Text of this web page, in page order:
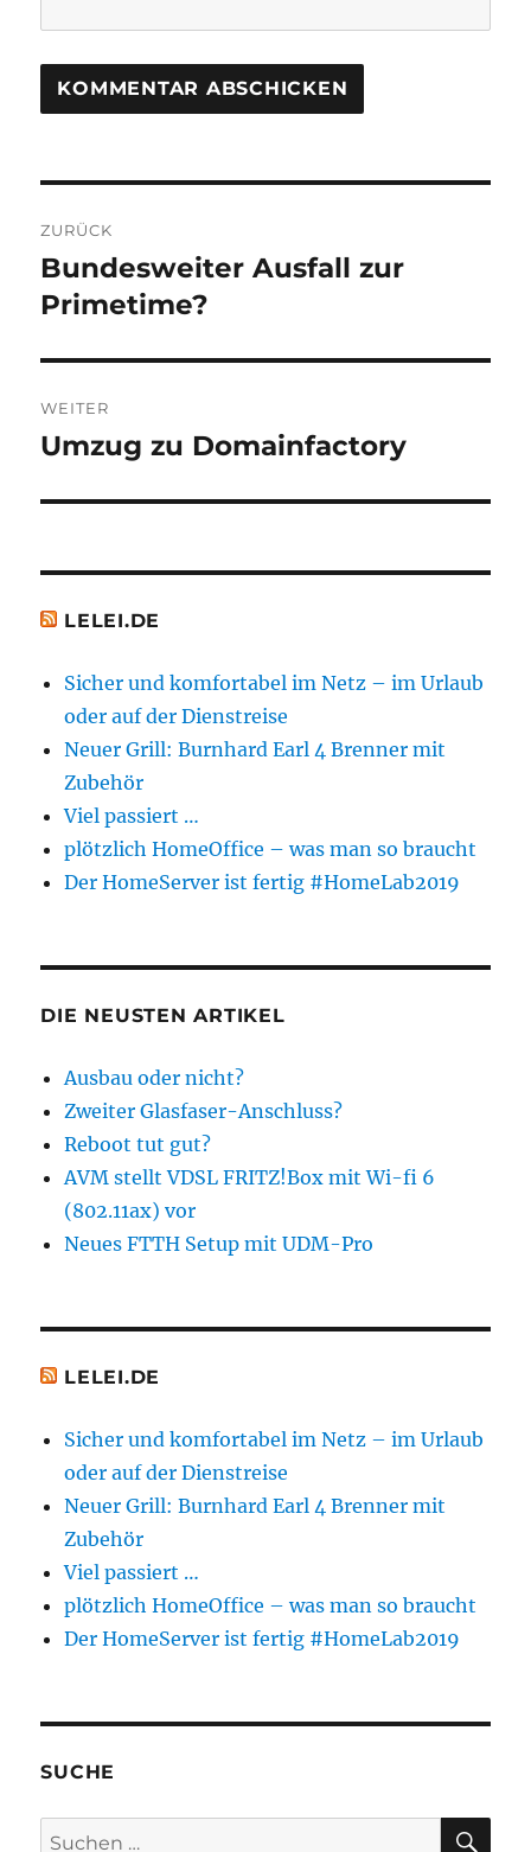
ZURÜCK
Vorheriger
Beitrag:
Bundesweiter Ausfall zur
Primetime?
WEITER
Nächster
Umzug zu Domainfactory
LELEI.DE
Sicher und komfortabel im Netz – im Urlaub
oder auf der Dienstreise
Neuer Grill: Burnhard Earl 4 Brenner mit
Zubehör
Viel passiert …
plötzlich HomeOffice – was man so braucht
Der HomeServer ist fertig #HomeLab2019
DIE NEUSTEN ARTIKEL
Ausbau oder nicht?
Zweiter Glasfaser-Anschluss?
Reboot tut gut?
AVM stellt VDSL FRITZ!Box mit Wi-fi 6
(802.11ax) vor
Neues FTTH Setup mit UDM-Pro
LELEI.DE
Sicher und komfortabel im Netz – im Urlaub
oder auf der Dienstreise
Neuer Grill: Burnhard Earl 4 Brenner mit
Zubehör
Viel passiert …
plötzlich HomeOffice – was man so braucht
Der HomeServer ist fertig #HomeLab2019
SUCHE
Suchen